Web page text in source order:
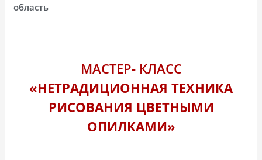
область
МАСТЕР- КЛАСС
«НЕТРАДИЦИОННАЯ ТЕХНИКА
РИСОВАНИЯ ЦВЕТНЫМИ
ОПИЛКАМИ»